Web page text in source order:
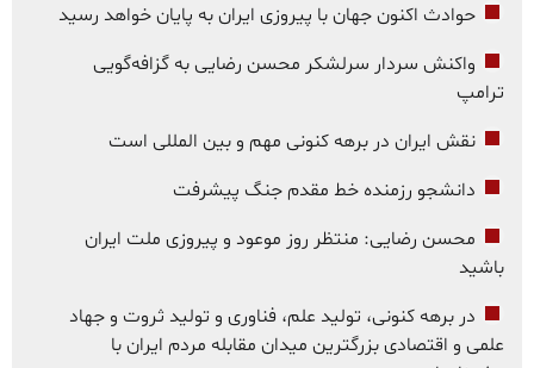
حوادث اکنون جهان با پیروزی ایران به پایان خواهد رسید
واکنش سردار سرلشکر محسن رضایی به گزافه‌گویی
ترامپ
نقش ایران در برهه کنونی مهم و بین المللی است
دانشجو رزمنده خط مقدم جنگ پیشرفت
محسن رضایی: منتظر روز موعود و پیروزی ملت ایران
باشید
در برهه کنونی، تولید علم، فناوری و تولید ثروت و جهاد
علمی و اقتصادی بزرگترین میدان مقابله مردم ایران با